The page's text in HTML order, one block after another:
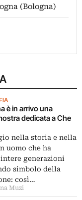
(Bologna)
è in arrivo una
dedicata a Che
nella storia e nella
uomo che ha
generazioni
simbolo della
così…
Muzi